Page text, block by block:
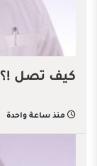
كيف تصل !؟
منذ ساعة واحدة